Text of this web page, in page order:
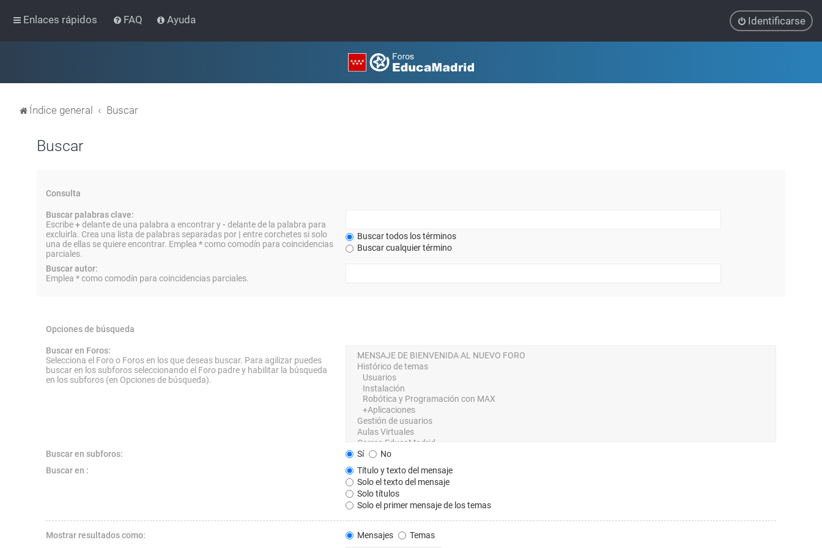
Enlaces rápidos FAQ Ayuda Identificarse
Índice general Buscar
Buscar
Consulta
Buscar palabras clave:
Escribe+delante de una palabra a encontrar y- delante de la palabra para
excluirla. Crea una lista de palabras separadas por | entre corchetes si solo
una de ellas se quiere encontrar. Emplea *como comodín para coincidencias
parciales.
Buscar todos los términos
Buscar cualquier término
Buscar autor:
Emplea * como comodín para coincidencias parciales.
Opciones de búsqueda
Buscar en Foros:
Selecciona el Foro o Foros en los que deseas buscar. Para agilizar puedes
buscar en los subforos seleccionando el Foro padre y habilitar la búsqueda
en los subforos (en Opciones de búsqueda).
Buscar en subforos: Sí
No
Buscar en :
Título y texto del mensaje
Solo el texto del mensaje
Solo títulos
Solo el primer mensaje de los temas
Mostrar resultados como: Mensajes
Temas